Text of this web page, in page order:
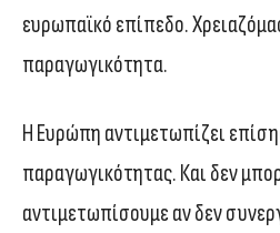
ευρωπαϊκό επίπεδο.
παραγωγικότητα.
Η Ευρώπη αντιμετωπίζει
παραγωγικότητας. Και δεν
αντιμετωπίσουμε αν δεν